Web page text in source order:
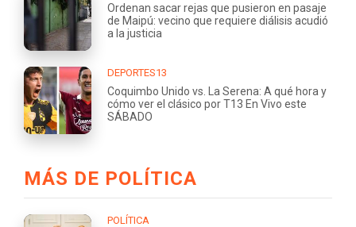
Ordenan sacar rejas que pusieron en pasaje
de Maipú: vecino que requiere diálisis acudió
a la justicia
DEPORTES13
Coquimbo Unido vs. La Serena: A qué hora y
cómo ver el clásico por T13 En Vivo este
SÁBADO
MÁS DE POLÍTICA
POLÍTICA